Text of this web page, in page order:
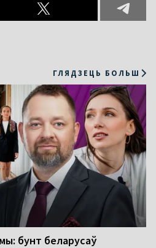
ГЛЯДЗЕЦЬ БОЛЬШ
бунт беларусаў